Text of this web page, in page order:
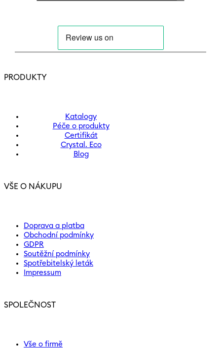
PRODUKTY
Katalogy
Péče o produkty
Certifikát
Crystal. Eco
Blog
VŠE O NÁKUPU
Doprava a platba
Obchodní podmínky
GDPR
Soutěžní podmínky
Spotřebitelský leták
Impressum
SPOLEČNOST
Vše o firmě